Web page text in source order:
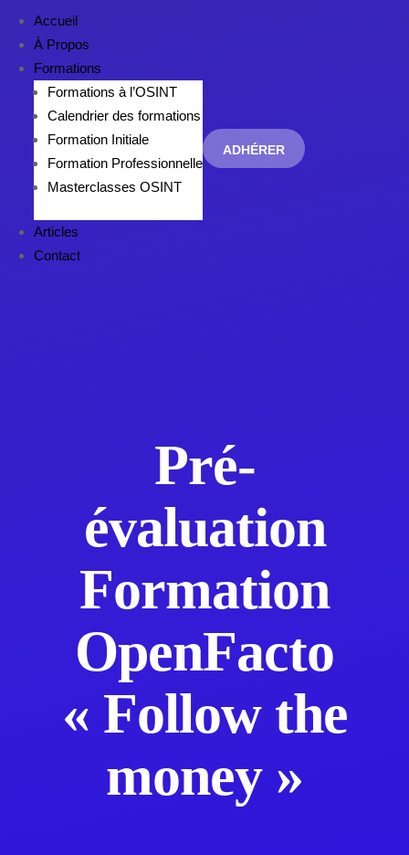
Accueil
À Propos
Formations
Formations à l’OSINT
Calendrier des formations
Formation Initiale
Formation Professionnelle
Masterclasses OSINT
Articles
Contact
ADHÉRER
Pré-
évaluation
Formation
OpenFacto
« Follow the
money »